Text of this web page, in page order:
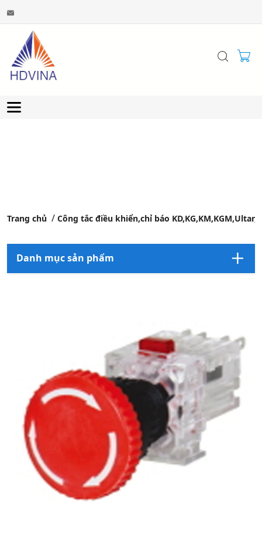
Trang chủ Công tắc điều khiển,chỉ báo
Danh mục sản phẩm